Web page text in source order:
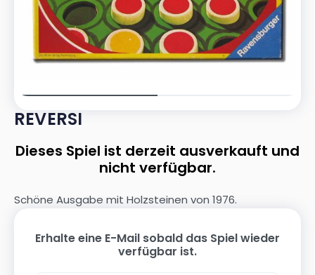
REVERSI
Dieses Spiel ist derzeit ausverkauft und
nicht verfügbar.
Schöne Ausgabe mit Holzsteinen von 1976.
Erhalte eine E-Mail sobald das Spiel wieder
verfügbar ist.